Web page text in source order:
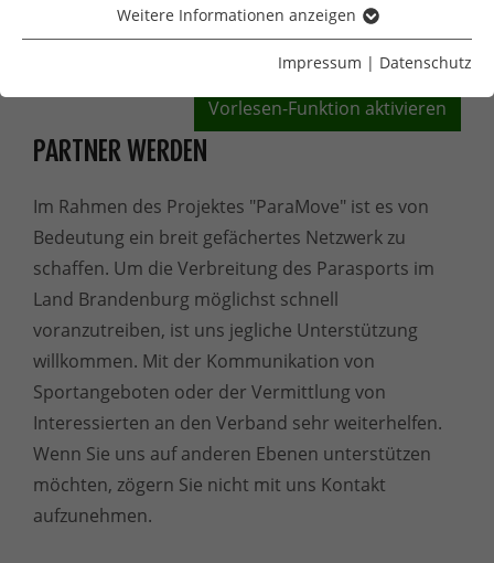
Weitere Informationen anzeigen
Impressum | Datenschutz
Vorlesen-Funktion aktivieren
PARTNER WERDEN
Im Rahmen des Projektes "ParaMove" ist es von
Bedeutung ein breit gefächertes Netzwerk zu
schaffen. Um die Verbreitung des Parasports im
Land Brandenburg möglichst schnell
voranzutreiben, ist uns jegliche Unterstützung
willkommen. Mit der Kommunikation von
Sportangeboten oder der Vermittlung von
Interessierten an den Verband sehr weiterhelfen.
Wenn Sie uns auf anderen Ebenen unterstützen
möchten, zögern Sie nicht mit uns Kontakt
aufzunehmen.